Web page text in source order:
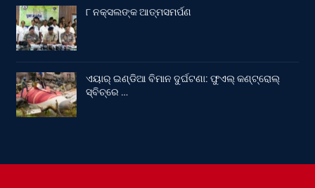
୮ ନକ୍ସଲଙ୍କ ଆତ୍ମସମର୍ପଣ
ଏୟାର୍ ଇଣ୍ଡିଆ ବିମାନ ଦୁର୍ଘଟଣା: ଫୁଏଲ୍‌ କଣ୍ଟ୍ରୋଲ୍‌
ସ୍ବିଚ୍‌ରେ …